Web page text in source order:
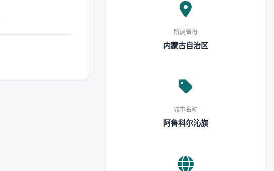
所属省份
内蒙古自治区
城市名称
阿鲁科尔沁旗